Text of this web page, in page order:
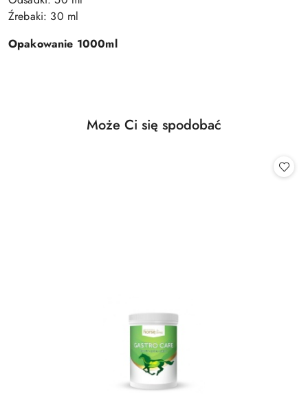
Źrebaki: 30 ml
Opakowanie 1000ml
Pomiń karuzelę produktów
Produkty
Może Ci się spodobać